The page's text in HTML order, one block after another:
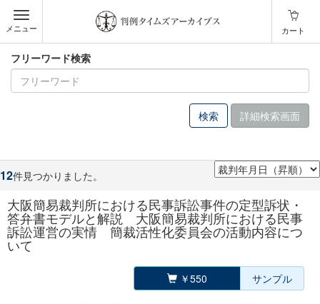
メニュー カート
フリーワード検索
詳細検索画面
12件見つかりました。
大阪簡易裁判所における民事訴訟事件の定型訴状・
答弁書モデルと解説 大阪簡易裁判所における民事
訴訟運営の実情 簡裁活性化委員会の活動内容につ
いて
￥550 サンプル